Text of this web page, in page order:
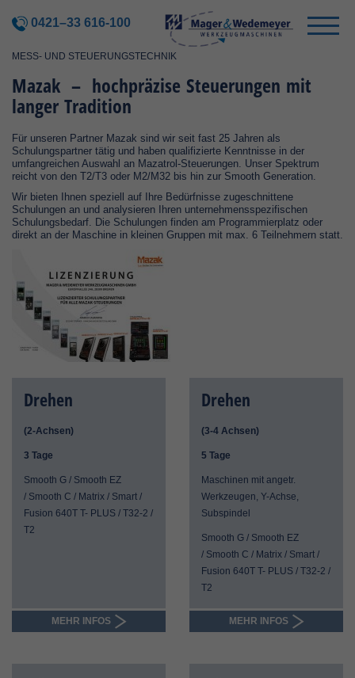
0421–33 616-100
MESS- UND STEUERUNGSTECHNIK
Mazak – hochpräzise Steuerungen mit
langer Tradition
Für unseren Partner Mazak sind wir seit fast 25 Jahren als
Schulungspartner tätig und haben qualifizierte Kenntnisse in der
umfangreichen Auswahl an Mazatrol-Steuerungen. Unser Spektrum
reicht von den T2/T3 oder M2/M32 bis hin zur Smooth Generation.
Wir bieten Ihnen speziell auf Ihre Bedürfnisse zugeschnittene
Schulungen an und analysieren Ihren unternehmensspezifischen
Schulungsbedarf. Die Schulungen finden am Programmierplatz oder
direkt an der Maschine in kleinen Gruppen mit max. 6 Teilnehmern statt.
Drehen
(2-Achsen)
3 Tage
Smooth G / Smooth EZ
/ Smooth C / Matrix / Smart /
Fusion 640T T- PLUS / T32-2 /
T2
MEHR INFOS
Drehen
(3-4 Achsen)
5 Tage
Maschinen mit angetr.
Werkzeugen, Y-Achse,
Subspindel
Smooth G / Smooth EZ
/ Smooth C / Matrix / Smart /
Fusion 640T T- PLUS / T32-2 /
T2
MEHR INFOS